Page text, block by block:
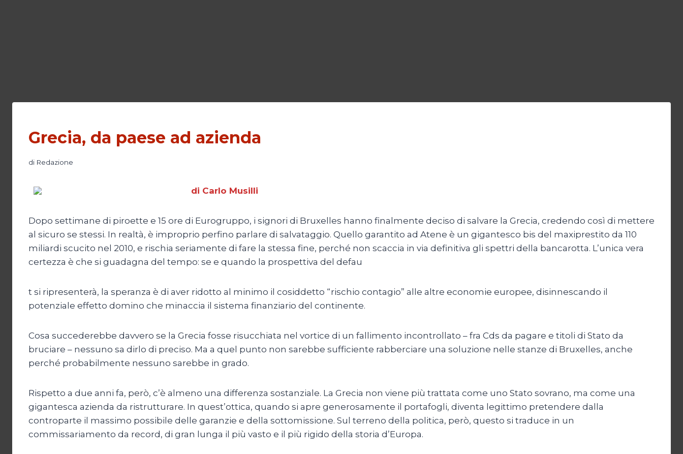
Grecia, da paese ad azienda
di Redazione
di Carlo Musilli
Dopo settimane di piroette e 15 ore di Eurogruppo, i signori di Bruxelles hanno finalmente deciso di salvare la Grecia, credendo così di mettere
al sicuro se stessi. In realtà, è improprio perfino parlare di salvataggio. Quello garantito ad Atene è un gigantesco bis del maxiprestito da 110
miliardi scucito nel 2010, e rischia seriamente di fare la stessa fine, perché non scaccia in via definitiva gli spettri della bancarotta. L’unica vera
certezza è che si guadagna del tempo: se e quando la prospettiva del defau
t si ripresenterà, la speranza è di aver ridotto al minimo il cosiddetto “rischio contagio” alle altre economie europee, disinnescando il
potenziale effetto domino che minaccia il sistema finanziario del continente.
Cosa succederebbe davvero se la Grecia fosse risucchiata nel vortice di un fallimento incontrollato – fra Cds da pagare e titoli di Stato da
bruciare – nessuno sa dirlo di preciso. Ma a quel punto non sarebbe sufficiente rabberciare una soluzione nelle stanze di Bruxelles, anche
perché probabilmente nessuno sarebbe in grado.
Rispetto a due anni fa, però, c’è almeno una differenza sostanziale. La Grecia non viene più trattata come uno Stato sovrano, ma come una
gigantesca azienda da ristrutturare. In quest’ottica, quando si apre generosamente il portafogli, diventa legittimo pretendere dalla
controparte il massimo possibile delle garanzie e della sottomissione. Sul terreno della politica, però, questo si traduce in un
commissariamento da record, di gran lunga il più vasto e il più rigido della storia d’Europa.